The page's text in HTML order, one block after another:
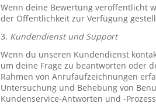
Wenn deine Bewertung veröffentlicht
der Öffentlichkeit zur Verfügung
3. Kundendienst und Support
Wenn du unseren Kundendienst
um deine Frage zu beantworten oder
Rahmen von Anrufaufzeichnungen
Untersuchung und Behebung von
Kundenservice-Antworten und -